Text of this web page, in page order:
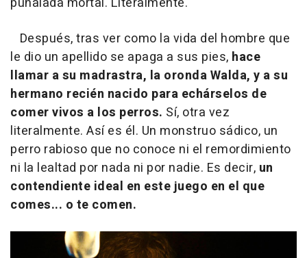
Después, tras ver como la vida del hombre que
le dio un apellido se apaga a sus pies, hace
llamar a su madrastra, la oronda Walda, y a su
hermano recién nacido para echárselos de
comer vivos a los perros. Sí, otra vez
literalmente. Así es él. Un monstruo sádico, un
perro rabioso que no conoce ni el remordimiento
ni la lealtad por nada ni por nadie. Es decir, un
contendiente ideal en este juego en el que
comes... o te comen.